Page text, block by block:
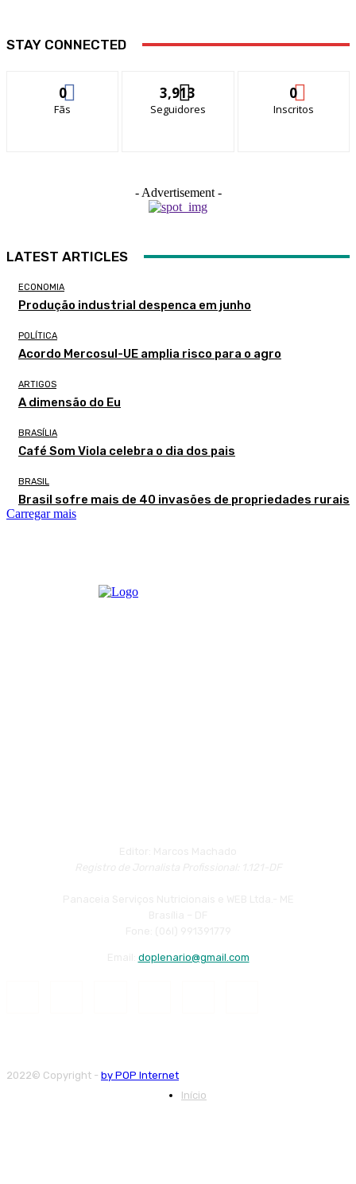
STAY CONNECTED
0
Fãs
3,913
Seguidores
0
Inscritos
- Advertisement -
LATEST ARTICLES
ECONOMIA
Produção industrial despenca em junho
POLÍTICA
Acordo Mercosul-UE amplia risco para o agro
ARTIGOS
A dimensão do Eu
BRASÍLIA
Café Som Viola celebra o dia dos pais
BRASIL
Brasil sofre mais de 40 invasões de propriedades rurais
Carregar mais
doplenario@gmail.com
2022© Copyright - by POP Internet
Início